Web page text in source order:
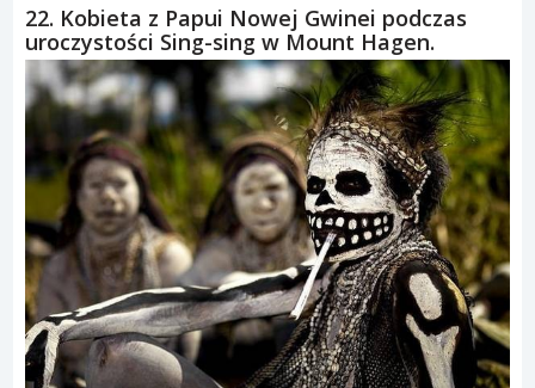
22. Kobieta z Papui Nowej Gwinei podczas
uroczystości Sing-sing w Mount Hagen.